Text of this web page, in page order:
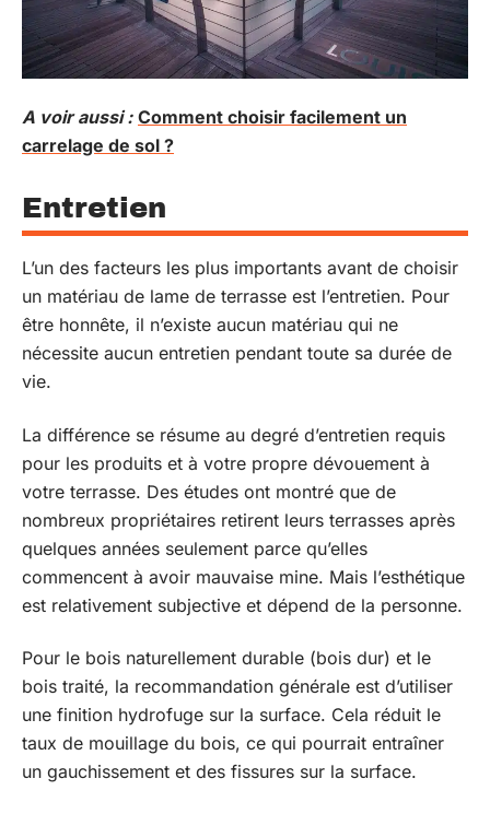
A voir aussi : Comment choisir facilement un
carrelage de sol ?
Entretien
L’un des facteurs les plus importants avant de choisir
un matériau de lame de terrasse est l’entretien. Pour
être honnête, il n’existe aucun matériau qui ne
nécessite aucun entretien pendant toute sa durée de
vie.
La différence se résume au degré d’entretien requis
pour les produits et à votre propre dévouement à
votre terrasse. Des études ont montré que de
nombreux propriétaires retirent leurs terrasses après
quelques années seulement parce qu’elles
commencent à avoir mauvaise mine. Mais l’esthétique
est relativement subjective et dépend de la personne.
Pour le bois naturellement durable (bois dur) et le
bois traité, la recommandation générale est d’utiliser
une finition hydrofuge sur la surface. Cela réduit le
taux de mouillage du bois, ce qui pourrait entraîner
un gauchissement et des fissures sur la surface.